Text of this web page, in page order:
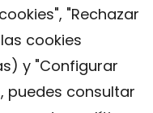
"Rechazar
cookies
y "Configurar
puedes consultar